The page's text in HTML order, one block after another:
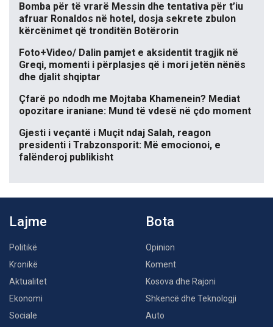
Bomba për të vrarë Messin dhe tentativa për t’iu
afruar Ronaldos në hotel, dosja sekrete zbulon
kërcënimet që tronditën Botërorin
Foto+Video/ Dalin pamjet e aksidentit tragjik në
Greqi, momenti i përplasjes që i mori jetën nënës
dhe djalit shqiptar
Çfarë po ndodh me Mojtaba Khamenein? Mediat
opozitare iraniane: Mund të vdesë në çdo moment
Gjesti i veçantë i Muçit ndaj Salah, reagon
presidenti i Trabzonsporit: Më emocionoi, e
falënderoj publikisht
Lajme
Politikë
Kronikë
Aktualitet
Ekonomi
Sociale
Bota
Opinion
Koment
Kosova dhe Rajoni
Shkencë dhe Teknologji
Auto